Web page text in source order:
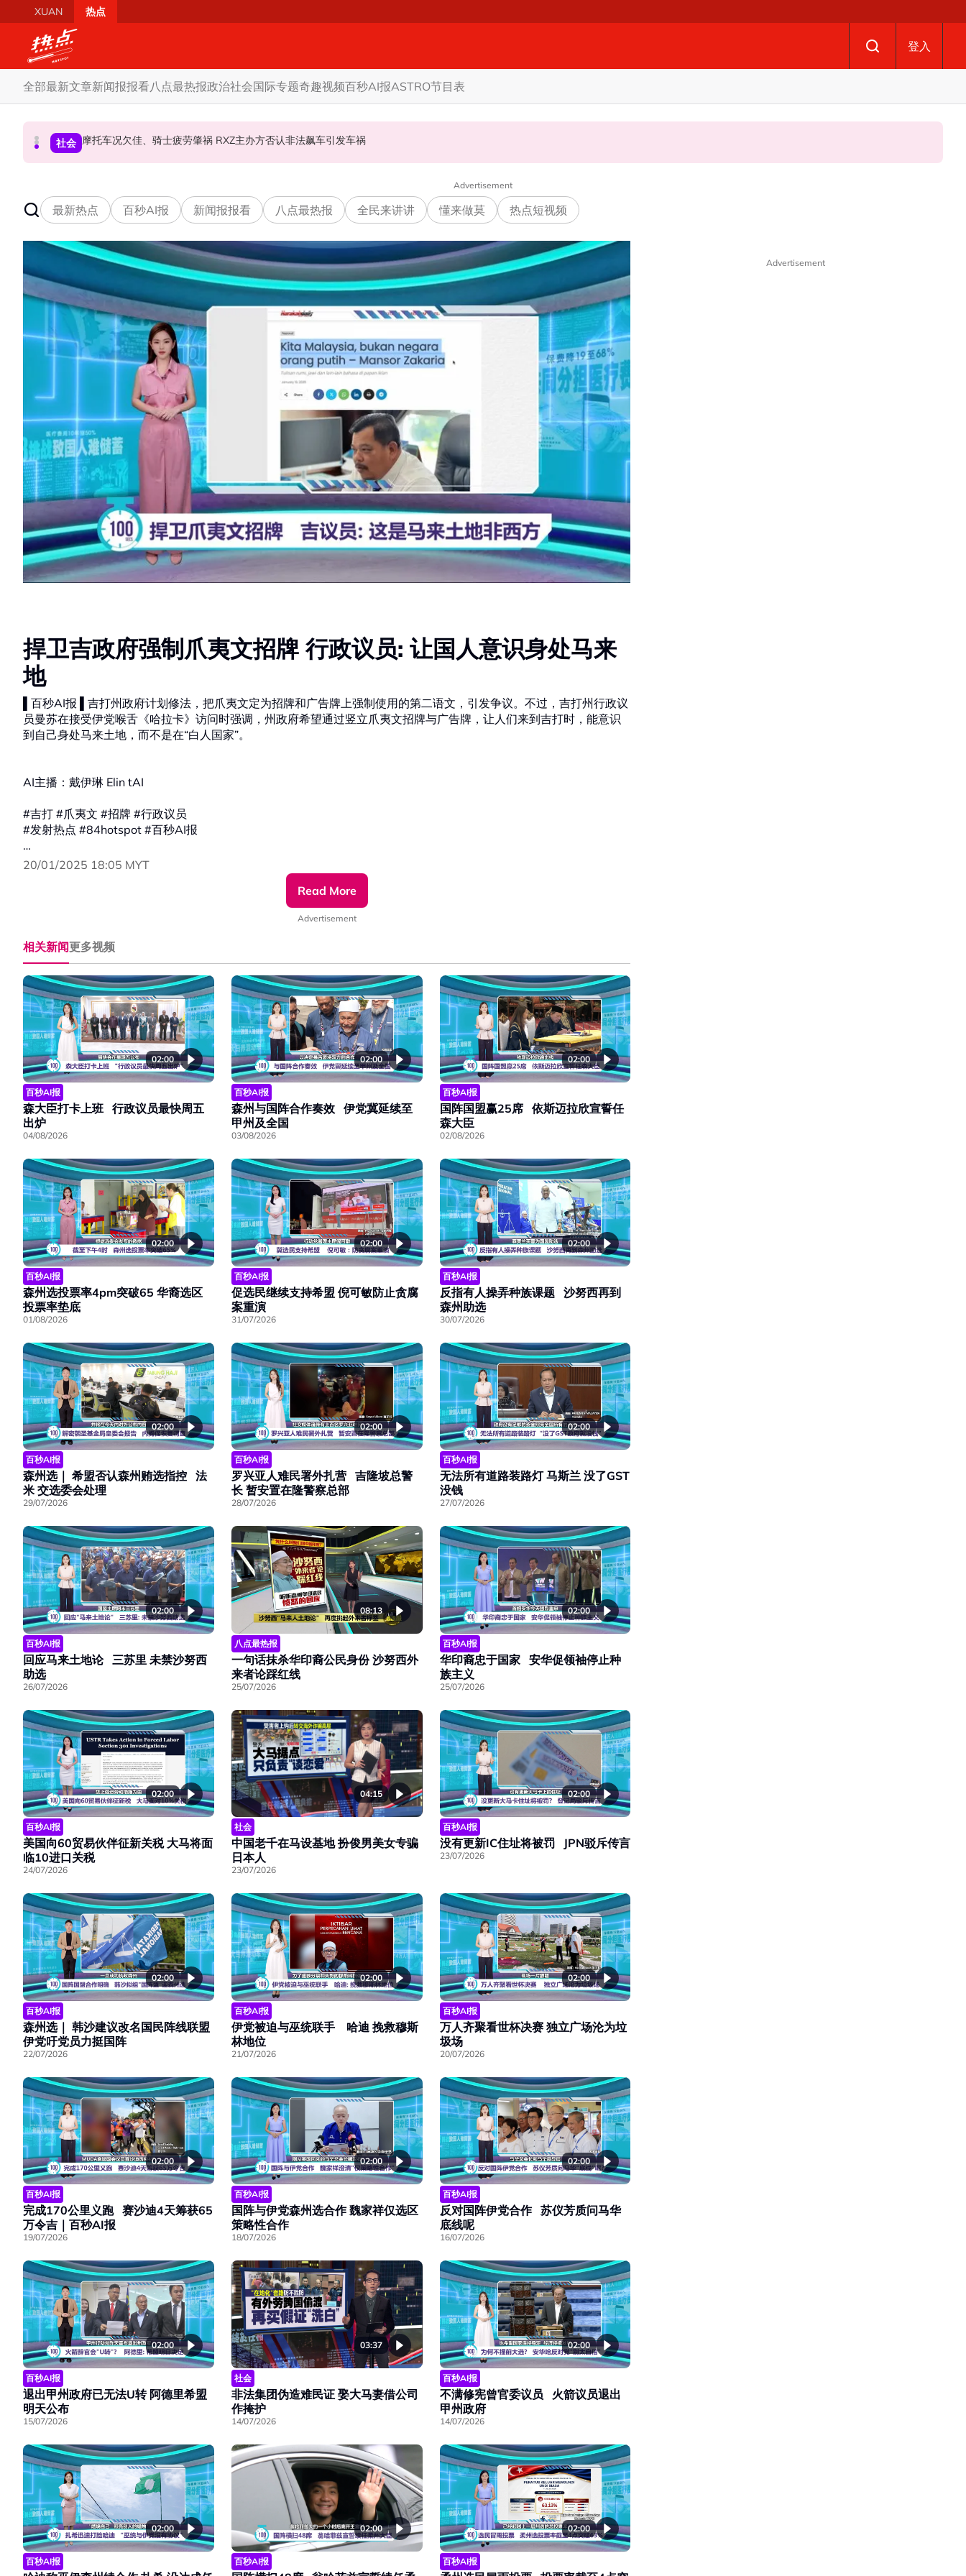
Skip to main content
XUAN 热点
登入
全部最新文章新闻报报看八点最热报政治社会国际专题奇趣视频百秒AI报ASTRO节目表
财经 SST成华商远离希盟因素？ 阿末马斯兰：华裔商家更倾向GST机制
社会 摩托车况欠佳、骑士疲劳肇祸 RXZ主办方否认非法飙车引发车祸
政治 柔森州选合作奏效 阿末马斯兰吁国阵国盟携手迎战甲州选
Advertisement
最新热点 百秒AI报 新闻报报看 八点最热报 全民来讲讲 懂来做莫 热点短视频
捍卫吉政府强制爪夷文招牌 行政议员: 让国人意识身处马来
地
▌百秒AI报 ▌吉打州政府计划修法，把爪夷文定为招牌和广告牌上强制使用的第二语文，引发争议。不过，吉打州行政议
员曼苏在接受伊党喉舌《哈拉卡》访问时强调，州政府希望通过竖立爪夷文招牌与广告牌，让人们来到吉打时，能意识
到自己身处马来土地，而不是在“白人国家”。
AI主播：戴伊琳 Elin tAI
#吉打 #爪夷文 #招牌 #行政议员
#发射热点 #84hotspot #百秒AI报
🔴 更多新闻资讯看这里 ▹ https://xuan.com.my/hotspot
20/01/2025 18:05 MYT
Read More
Advertisement
相关新闻更多视频
02:00
百秒AI报
森大臣打卡上班 行政议员最快周五
出炉
04/08/2026
02:00
百秒AI报
森州与国阵合作奏效 伊党冀延续至
甲州及全国
03/08/2026
02:00
百秒AI报
国阵国盟赢25席 依斯迈拉欣宣誓任
森大臣
02/08/2026
02:00
百秒AI报
森州选投票率4pm突破65 华裔选区
投票率垫底
01/08/2026
02:00
百秒AI报
促选民继续支持希盟 倪可敏防止贪腐
案重演
31/07/2026
02:00
百秒AI报
反指有人操弄种族课题 沙努西再到
森州助选
30/07/2026
02:00
百秒AI报
森州选｜ 希盟否认森州贿选指控 法
米 交选委会处理
29/07/2026
02:00
百秒AI报
罗兴亚人难民署外扎营 吉隆坡总警
长 暂安置在隆警察总部
28/07/2026
02:00
百秒AI报
无法所有道路装路灯 马斯兰 没了GST
没钱
27/07/2026
02:00
百秒AI报
回应马来土地论 三苏里 未禁沙努西
助选
26/07/2026
08:13
八点最热报
一句话抹杀华印裔公民身份 沙努西外
来者论踩红线
25/07/2026
02:00
百秒AI报
华印裔忠于国家 安华促领袖停止种
族主义
25/07/2026
02:00
百秒AI报
美国向60贸易伙伴征新关税 大马将面
临10进口关税
24/07/2026
04:15
社会
中国老千在马设基地 扮俊男美女专骗
日本人
23/07/2026
02:00
百秒AI报
没有更新IC住址将被罚 JPN驳斥传言
23/07/2026
02:00
百秒AI报
森州选｜ 韩沙建议改名国民阵线联盟
伊党吁党员力挺国阵
22/07/2026
02:00
百秒AI报
伊党被迫与巫统联手 哈迪 挽救穆斯
林地位
21/07/2026
02:00
百秒AI报
万人齐聚看世杯决赛 独立广场沦为垃
圾场
20/07/2026
02:00
百秒AI报
完成170公里义跑 赛沙迪4天筹获65
万令吉｜百秒AI报
19/07/2026
02:00
百秒AI报
国阵与伊党森州选合作 魏家祥仅选区
策略性合作
18/07/2026
02:00
百秒AI报
反对国阵伊党合作 苏仪芳质问马华
底线呢
16/07/2026
02:00
百秒AI报
退出甲州政府已无法U转 阿德里希盟
明天公布
15/07/2026
03:37
社会
非法集团伪造难民证 娶大马妻借公司
作掩护
14/07/2026
02:00
百秒AI报
不满修宪曾官委议员 火箭议员退出
甲州政府
14/07/2026
02:00
百秒AI报
02:00
百秒AI报
02:00
百秒AI报
Advertisement